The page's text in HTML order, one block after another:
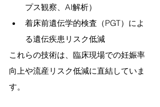
プス観察、AI解析）
着床前遺伝学的検査（PGT）によ
る遺伝疾患リスク低減
これらの技術は、臨床現場での妊娠率
向上や流産リスク低減に直結していま
す。